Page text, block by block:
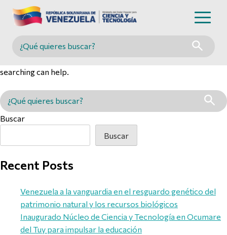
Buscar en MINCYT
searching can help.
Buscar en MINCYT
Buscar
Buscar
Recent Posts
Venezuela a la vanguardia en el resguardo genético del
patrimonio natural y los recursos biológicos
Inaugurado Núcleo de Ciencia y Tecnología en Ocumare
del Tuy para impulsar la educación